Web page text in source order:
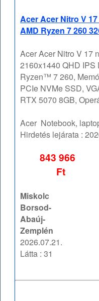
Acer Acer Nitro V
AMD Ryzen 7 260
Acer Acer Nitro V 17
2160x1440 QHD
Ryzen™ 7 260,
PCIe NVMe SSD,
RTX 5070 8GB,
Acer Notebook,
Hirdetés lejárata :
843 966
Ft
Miskolc
Borsod-
Abaúj-
Zemplén
2026.07.21.
Látta : 31